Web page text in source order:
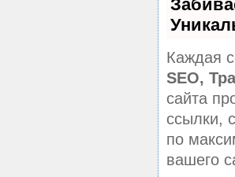
Каждая
SEO,
сайта
ссылки,
по
вашего